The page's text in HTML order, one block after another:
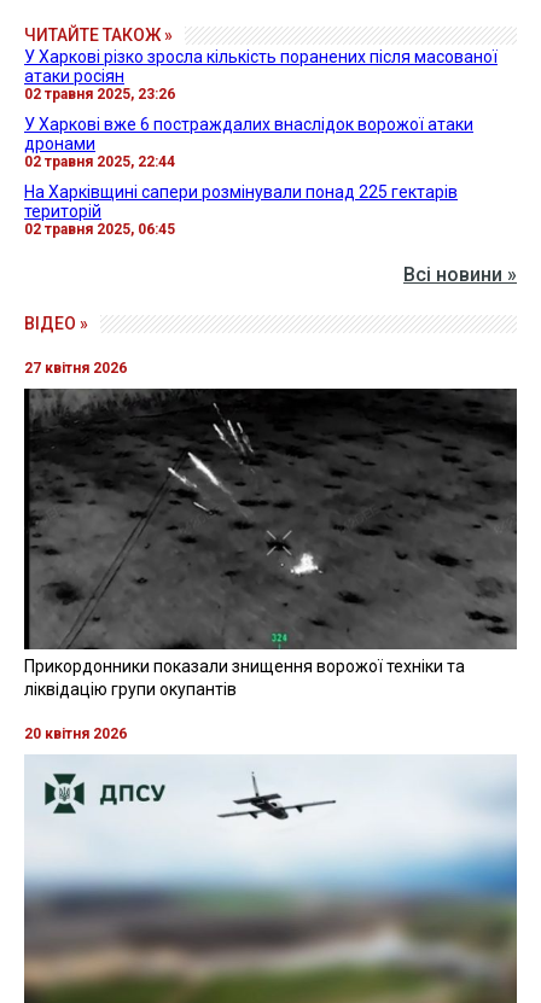
ЧИТАЙТЕ ТАКОЖ »
У Харкові різко зросла кількість поранених після масованої
атаки росіян
02 травня 2025, 23:26
У Харкові вже 6 постраждалих внаслідок ворожої атаки
дронами
02 травня 2025, 22:44
На Харківщині сапери розмінували понад 225 гектарів
територій
02 травня 2025, 06:45
Всі новини »
ВІДЕО »
27 квітня 2026
Прикордонники показали знищення ворожої техніки та
ліквідацію групи окупантів
20 квітня 2026